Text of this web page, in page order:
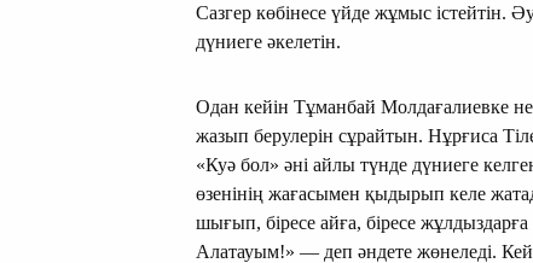
Сазгер көбінесе үйде жұмыс істейтін.
дүниеге әкелетін.
Одан кейін Тұманбай Молдағалиевке
жазып берулерін сұрайтын. Нұрғиса
«Куә бол» әні айлы түнде дүниеге
өзенінің жағасымен қыдырып келе
шығып, біресе айға, біресе
Алатауым!» — деп әндете жөнеледі.